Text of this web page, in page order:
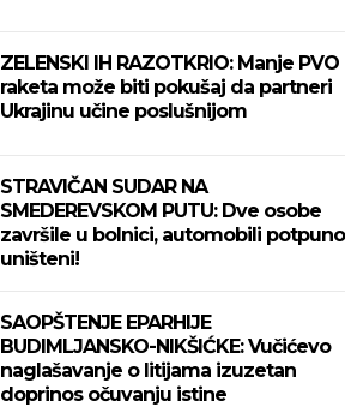
ZELENSKI IH RAZOTKRIO: Manje PVO
raketa može biti pokušaj da partneri
Ukrajinu učine poslušnijom
STRAVIČAN SUDAR NA
SMEDEREVSKOM PUTU: Dve osobe
završile u bolnici, automobili potpuno
uništeni!
SAOPŠTENJE EPARHIJE
BUDIMLJANSKO-NIKŠIĆKE: Vučićevo
naglašavanje o litijama izuzetan
doprinos očuvanju istine